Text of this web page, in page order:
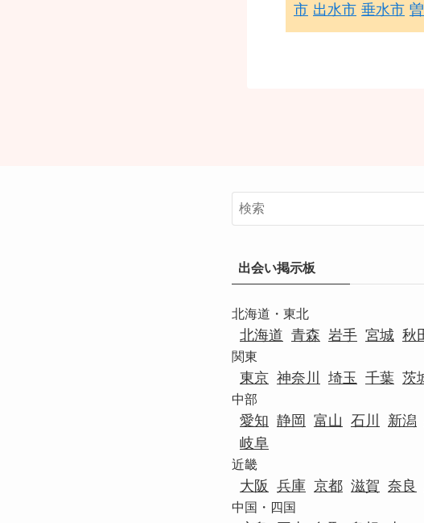
市 出水市 垂水市
出会い掲示板
北海道・東北
北海道 青森 岩手 宮城 秋
関東
東京 神奈川 埼玉 千葉 茨
中部
愛知 静岡 富山 石川 新潟
岐阜
近畿
大阪 兵庫 京都 滋賀 奈良
中国・四国